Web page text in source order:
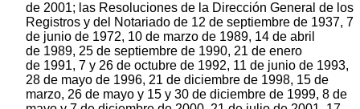
de 2001; las Resoluciones de la Dirección General de los
Registros y del Notariado de 12 de septiembre de 1937, 7
de junio de 1972, 10 de marzo de 1989, 14 de abril
de 1989, 25 de septiembre de 1990, 21 de enero
de 1991, 7 y 26 de octubre de 1992, 11 de junio de 1993,
28 de mayo de 1996, 21 de diciembre de 1998, 15 de
marzo, 26 de mayo y 15 y 30 de diciembre de 1999, 8 de